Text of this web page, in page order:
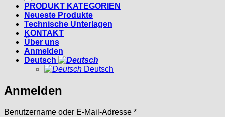
PRODUKT KATEGORIEN
Neueste Produkte
Technische Unterlagen
KONTAKT
Über uns
Anmelden
Deutsch
Deutsch
Anmelden
Benutzername oder E-Mail-Adresse *Erforderlich